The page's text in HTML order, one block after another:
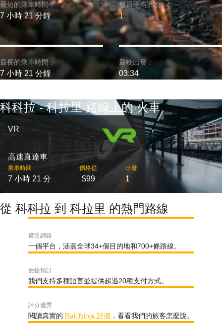
最短的乘車時間：
7 小時 21 分鐘
最長的乘車時間：
7 小時 21 分鐘
每日平均班次:
1
最晚出發：
03:34
科科拉 - 科拉里 路線上的 火車
VR
高速直達車
乘車時間
7 小時 21 分
價格從
$99
出發
1
從 科科拉 到 科拉里 的熱門路線
廣泛網絡
一個平台，涵蓋全球34+個目的地和700+條路線。
便捷預訂
我們支持多種語言並提供超過20種支付方式。
評分優秀
閱讀真實的 Rail Ninja 評價 ，看看我們的旅客怎麼說。